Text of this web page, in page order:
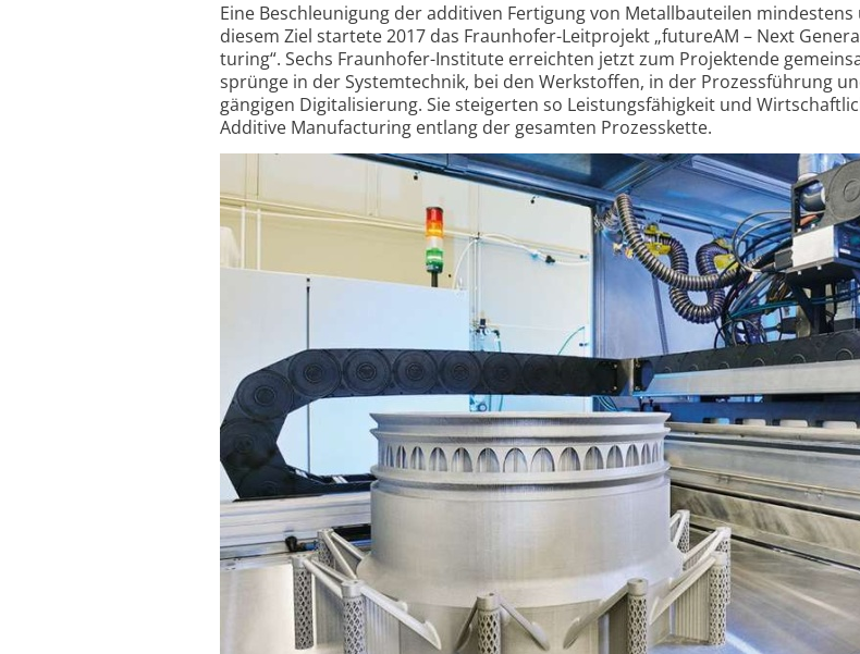
Eine Beschleunigung der additiven Fertigung von Metall­bau­teilen mindestens
diesem Ziel startete 2017 das Fraun­hofer-Leit­projekt „futureAM – Next
turing“. Sechs Fraun­hofer-Institute erreichten jetzt zum Projekt­ende
sprünge in der System­technik, bei den Werk­stoffen, in der Prozess­führung
gängigen Digita­li­sierung. Sie steigerten so Leistungs­fähig­keit und
Additive Manu­fac­turing entlang der gesamten Prozess­kette.